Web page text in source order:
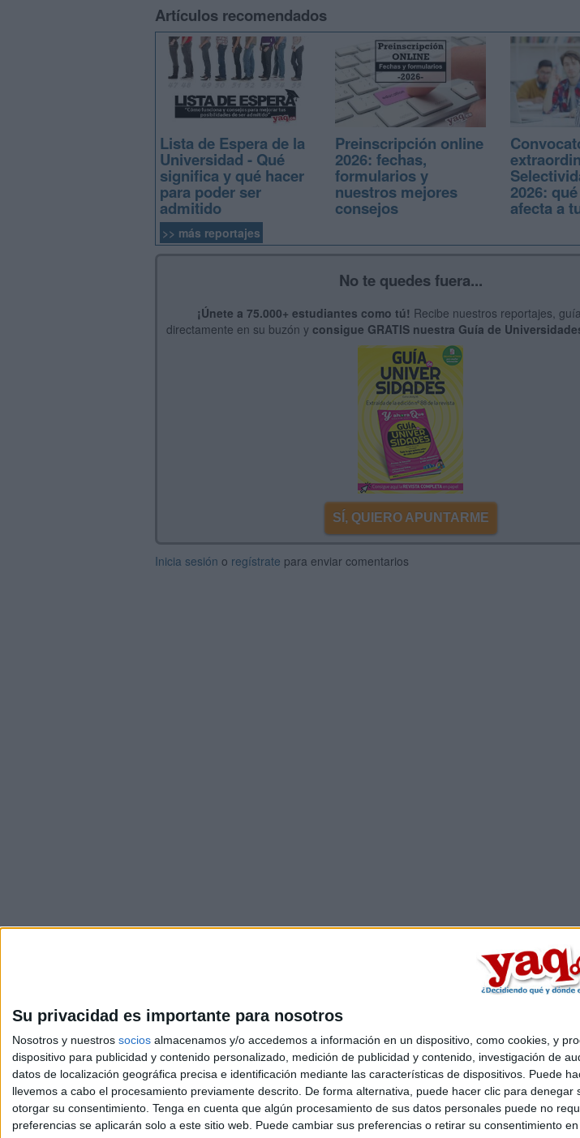
Su privacidad es importante para nosotros
Nosotros y nuestros socios almacenamos y/o accedemos a información en un dispositivo, como cookies, y
dispositivo para publicidad y contenido personalizado, medición de publicidad y contenido, investigación de
datos de localización geográfica precisa e identificación mediante las características de dispositivos. Puede
llevemos a cabo el procesamiento previamente descrito. De forma alternativa, puede hacer clic para
otorgar su consentimiento. Tenga en cuenta que algún procesamiento de sus datos personales puede no
preferencias se aplicarán solo a este sitio web. Puede cambiar sus preferencias o retirar su consentimiento
Artículos recomendados
Lista de Espera de la
Universidad - Qué
significa y qué hacer
para poder ser
admitido
Preinscripción online
2026: fechas,
formularios y
nuestros mejores
consejos
2026:
afecta a
>> más reportajes
No te quedes fuera...
¡Únete a 75.000+ estudiantes como tú! Recibe nuestros reportajes,
directamente en su buzón y consigue GRATIS nuestra Guía de
SÍ, QUIERO APUNTARME
Inicia sesión o regístrate para enviar comentarios
Quiénes somos|
Aviso legal|Politica de privacidad|
© 2003-2026Compás Mediterráneo S.L.- Diego de León 47